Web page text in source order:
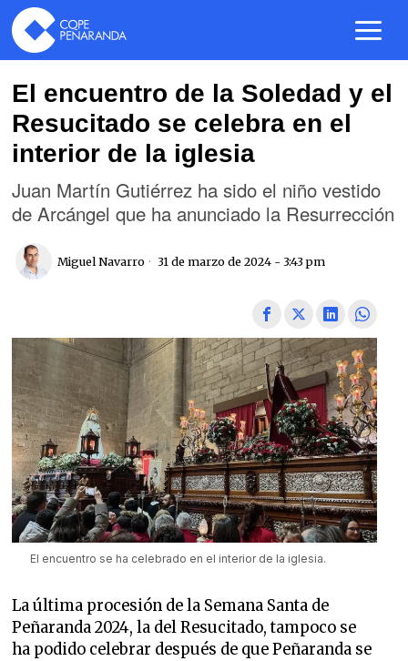
El encuentro de la Soledad y el
Resucitado se celebra en el
interior de la iglesia
Juan Martín Gutiérrez ha sido el niño vestido
de Arcángel que ha anunciado la Resurrección
Miguel Navarro 31 de marzo de 2024 - 3:43 pm
El encuentro se ha celebrado en el interior de la iglesia.
La última procesión de la Semana Santa de
Peñaranda 2024, la del Resucitado, tampoco se
ha podido celebrar después de que Peñaranda se